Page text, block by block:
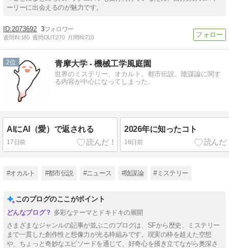
ーリーに出会えるのが魅力です。
2073692 3
週間IN:180 週間OUT:270 月間IN:710
2 青摩大学 - 機械工学風庭園
世界のミステリー、オカルト、都市伝説、陰謀論に関す
る内容が中心になってしまった。
AIにAI（愛）で返される
17日前
2026年に知ったコト
18日前
#オカルト #都市伝説 #ニュース #陰謀論 #ミステリー
このブログのここがポイント
多彩なテーマとドキドキの展開
さまざまなジャンルの記事が並ぶこのブログは、SFから歴史、ミステリー
まで一貫した創作性と想像力が光る枠組みです。現実の枠を超えた空想
や、ちょっと奇妙なエピソードを通じて、好奇心を掻き立てながら奥深さ